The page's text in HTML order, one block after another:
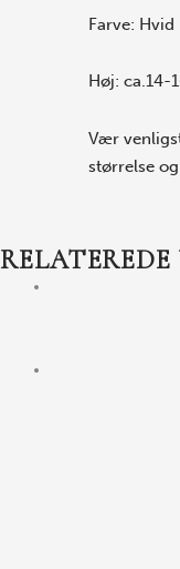
Farve:
Høj: ca.14-
Vær
størrelse
RELATEREDE